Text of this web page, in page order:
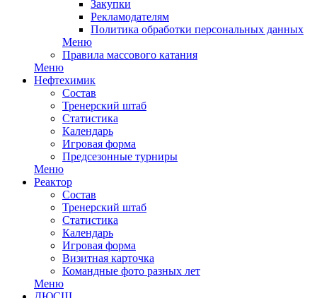
Закупки
Рекламодателям
Политика обработки персональных данных
Меню
Правила массового катания
Меню
Нефтехимик
Состав
Тренерский штаб
Статистика
Календарь
Игровая форма
Предсезонные турниры
Меню
Реактор
Состав
Тренерский штаб
Статистика
Календарь
Игровая форма
Визитная карточка
Командные фото разных лет
Меню